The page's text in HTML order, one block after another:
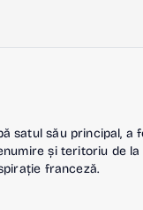
satul său principal,
și teritoriu de la
franceză.